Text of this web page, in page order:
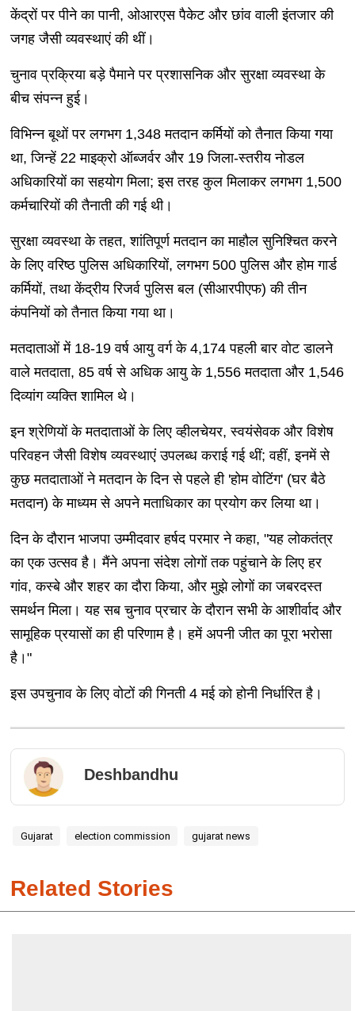
केंद्रों पर पीने का पानी, ओआरएस पैकेट और छांव वाली इंतजार की
जगह जैसी व्यवस्थाएं की थीं।
चुनाव प्रक्रिया बड़े पैमाने पर प्रशासनिक और सुरक्षा व्यवस्था के
बीच संपन्न हुई।
विभिन्न बूथों पर लगभग 1,348 मतदान कर्मियों को तैनात किया गया
था, जिन्हें 22 माइक्रो ऑब्जर्वर और 19 जिला-स्तरीय नोडल
अधिकारियों का सहयोग मिला; इस तरह कुल मिलाकर लगभग 1,500
कर्मचारियों की तैनाती की गई थी।
सुरक्षा व्यवस्था के तहत, शांतिपूर्ण मतदान का माहौल सुनिश्चित करने
के लिए वरिष्ठ पुलिस अधिकारियों, लगभग 500 पुलिस और होम गार्ड
कर्मियों, तथा केंद्रीय रिजर्व पुलिस बल (सीआरपीएफ) की तीन
कंपनियों को तैनात किया गया था।
मतदाताओं में 18-19 वर्ष आयु वर्ग के 4,174 पहली बार वोट डालने
वाले मतदाता, 85 वर्ष से अधिक आयु के 1,556 मतदाता और 1,546
दिव्यांग व्यक्ति शामिल थे।
इन श्रेणियों के मतदाताओं के लिए व्हीलचेयर, स्वयंसेवक और विशेष
परिवहन जैसी विशेष व्यवस्थाएं उपलब्ध कराई गई थीं; वहीं, इनमें से
कुछ मतदाताओं ने मतदान के दिन से पहले ही 'होम वोटिंग' (घर बैठे
मतदान) के माध्यम से अपने मताधिकार का प्रयोग कर लिया था।
दिन के दौरान भाजपा उम्मीदवार हर्षद परमार ने कहा, "यह लोकतंत्र
का एक उत्सव है। मैंने अपना संदेश लोगों तक पहुंचाने के लिए हर
गांव, कस्बे और शहर का दौरा किया, और मुझे लोगों का जबरदस्त
समर्थन मिला। यह सब चुनाव प्रचार के दौरान सभी के आशीर्वाद और
सामूहिक प्रयासों का ही परिणाम है। हमें अपनी जीत का पूरा भरोसा
है।"
इस उपचुनाव के लिए वोटों की गिनती 4 मई को होनी निर्धारित है।
Deshbandhu
Gujarat election commission gujarat news
Related Stories